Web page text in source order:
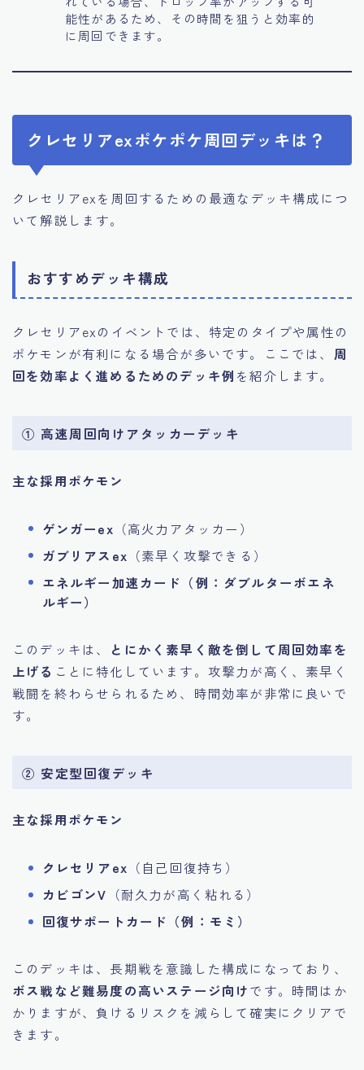
能性があるため、その時間を狙うと効率的
に周回できます。
クレセリアexポケポケ周回デッキは？
クレセリアexを周回するための最適なデッキ構成につ
いて解説します。
おすすめデッキ構成
クレセリアexのイベントでは、特定のタイプや属性の
ポケモンが有利になる場合が多いです。ここでは、 周
回を効率よく進めるためのデッキ例 を紹介します。
① 高速周回向けアタッカーデッキ
主な採用ポケモン
ゲンガーex （高火力アタッカー）
ガブリアスex （素早く攻撃できる）
エネルギー加速カード（例：ダブルターボエネ
ルギー）
このデッキは、
とにかく素早く敵を倒して周回効率を
上げる ことに特化しています。攻撃力が高く、素早く
戦闘を終わらせられるため、時間効率が非常に良いで
す。
② 安定型回復デッキ
主な採用ポケモン
クレセリアex （自己回復持ち）
カビゴンV （耐久力が高く粘れる）
回復サポートカード（例：モミ）
このデッキは、長期戦を意識した構成になっており、
ボス戦など難易度の高いステージ向けです。時間はか
かりますが、負けるリスクを減らして確実にクリアで
きます。